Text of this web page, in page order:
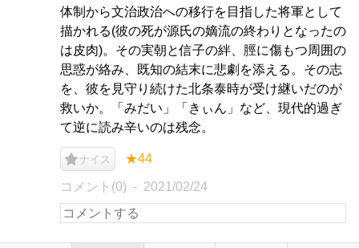
体制から文治政治への移行を目指した将軍として
描かれる(彼の死が源氏の嫡流の終わりとなったの
は皮肉)。その実朝と信子の絆、脛に傷もつ周囲の
思惑が絡み、既知の結末に悲劇を添える。その志
を、彼を見守り続けた北条泰時が受け継いだのが
救いか。「みだい」「きぃん」など、現代的過ぎ
て逆に読み辛いのは残念。
ナイス ★44
コメント(0) 2021/02/24